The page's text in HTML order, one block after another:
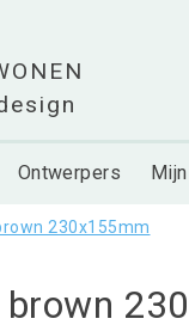
Ontwerpers
230x155mm